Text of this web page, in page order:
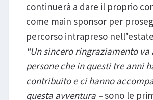
continuerà a dare il proprio
come main sponsor per
percorso intrapreso
“Un sincero ringraziamento va
persone che in questi tre anni
contribuito e ci hanno
questa avventura –sono le